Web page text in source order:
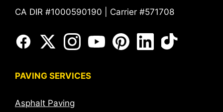
CA DIR #1000590190 | Carrier #571708
PAVING SERVICES
Asphalt Paving